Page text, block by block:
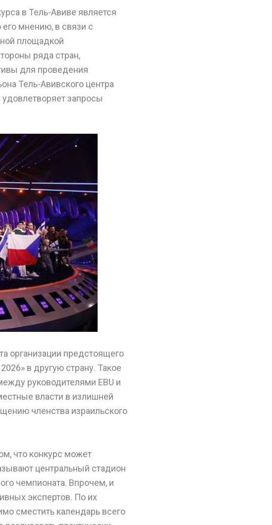
в Тель-Авиве является
мнению, в связи с
площадкой
ряда стран,
для проведения
Тель-Авивского центра
запросы
организации предстоящего
в другую страну. Такое
руководителями EBU и
власти в излишней
членства израильского
что конкурс может
центральный стадион
чемпионата. Впрочем, и
экспертов. По их
сместить календарь всего